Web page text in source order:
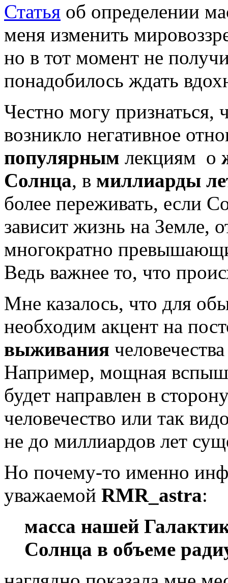
Статья об определении
меня изменить
но в тот момент не
понадобилось ждать
Честно могу признаться,
возникло негативное
популярным лекциям о
Солнца, в миллиарды
более переживать, если
зависит жизнь на Земле,
многократно
Ведь важнее то, что
Мне казалось, что для
необходим акцент на
выживания
Например, мощная
будет направлен в
человечество или так
не до миллиардов лет
Но почему-то именно
уважаемой RMR_astra:
масса нашей
Солнца в объеме